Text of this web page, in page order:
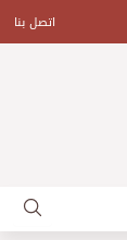
اتصل بنا